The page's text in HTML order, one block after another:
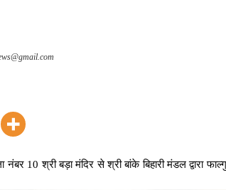
नंबर 10 श्री बड़ा मंदिर से श्री बांके बिहारी मंडल द्वारा